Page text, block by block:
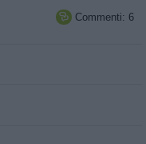
 Commenti: 6